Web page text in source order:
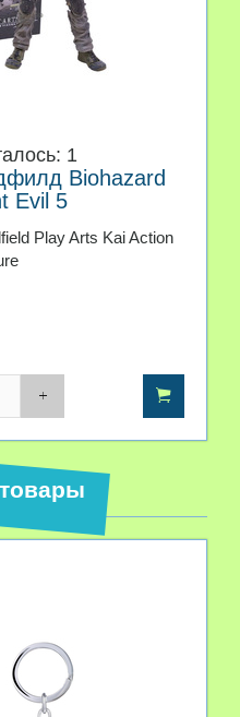
1
Biohazard
Evil 5
Play Arts Kai Action